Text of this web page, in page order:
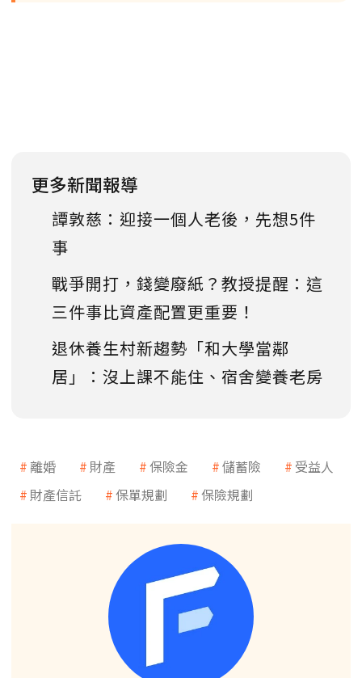
更多新聞報導
譚敦慈：迎接一個人老後，先想5件
事
戰爭開打，錢變廢紙？教授提醒：這
三件事比資產配置更重要！
退休養生村新趨勢「和大學當鄰
居」：沒上課不能住、宿舍變養老房
離婚 財產 保險金 儲蓄險
受益人
財產信託
保單規劃 保險規劃